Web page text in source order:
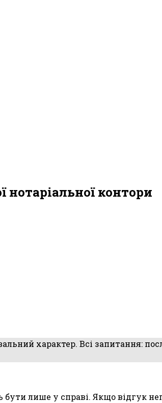
нотаріальної контори
характер. Всі запитання:
бути лише у справі. Якщо відгук